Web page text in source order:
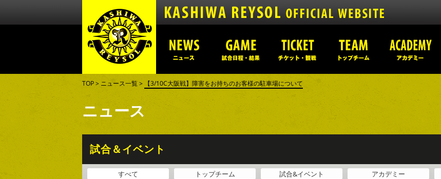
TOP> ニュース一覧> 【3/10C大阪戦】障害をお持ちのお客様の駐車場について
ニュース
試合＆イベント
すべて トップチーム 試合&イベント アカデミー